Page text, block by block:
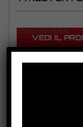
VEDI TUTORIAL
VEDI IL
9074S/9075S/